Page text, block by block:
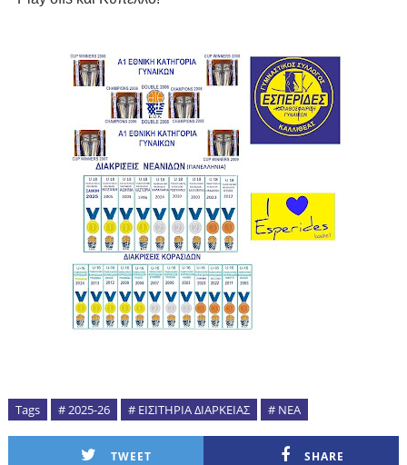
Tags # 2025-26 # ΕΙΣΙΤΗΡΙΑ ΔΙΑΡΚΕΙΑΣ # ΝΕΑ
TWEET SHARE